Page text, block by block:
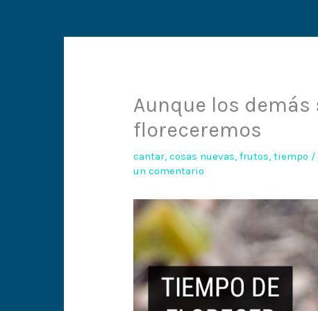
Aunque los
floreceremos
cantar,cosas nuevas,frutos,tiempo /
un comentario